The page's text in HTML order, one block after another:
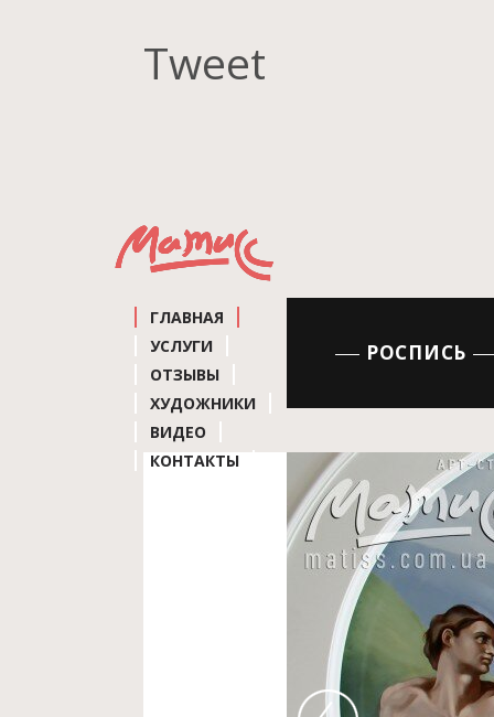
Tweet
ГЛАВНАЯ
УСЛУГИ
ОТЗЫВЫ
ХУДОЖНИКИ
ВИДЕО
КОНТАКТЫ
РОСПИСЬ
Роспись холла.
Роспись потолка.
Роспись в стиле
Роспись бассейна.
Роспись самолета.
Роспись детской.
ЖК